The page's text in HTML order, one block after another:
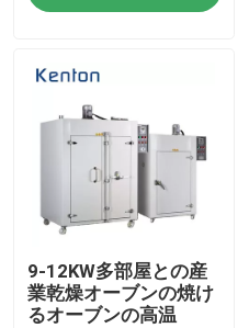
9-12KW多部屋との産
業乾燥オーブンの焼け
るオーブンの高温